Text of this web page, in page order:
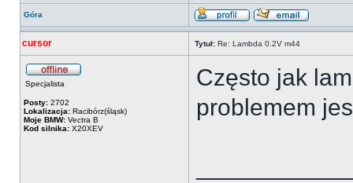
Góra
cursor Tytuł: Re: Lambda 0.2V m44
Specjalista
Posty: 2702
Lokalizacja: Racibórz(śląsk)
Moje BMW: Vectra B
Kod silnika: X20XEV
Często jak
problemem